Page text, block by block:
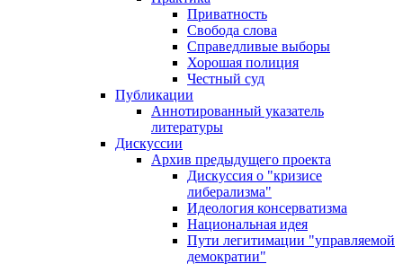
Приватность
Свобода слова
Справедливые выборы
Хорошая полиция
Честный суд
Публикации
Аннотированный указатель
литературы
Дискуссии
Архив предыдущего проекта
Дискуссия о "кризисе
либерализма"
Идеология консерватизма
Национальная идея
Пути легитимации "управляемой
демократии"